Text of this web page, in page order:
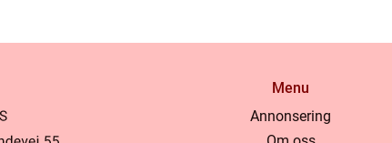
Menu
Annonsering